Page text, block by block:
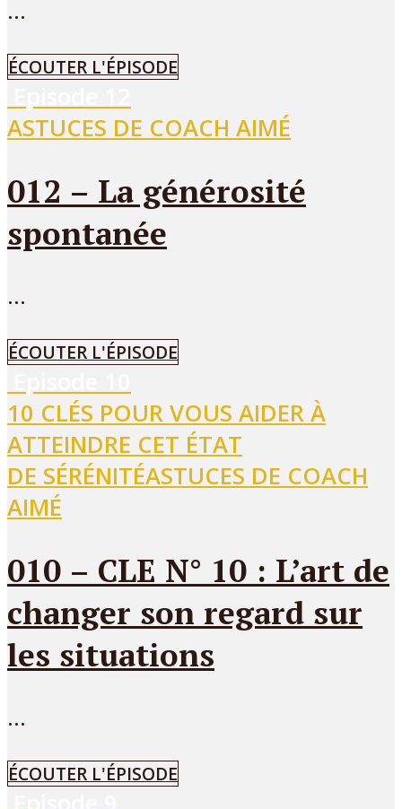
...
ÉCOUTER L'ÉPISODE
ASTUCES DE COACH AIMÉ
012 – La générosité
spontanée
...
ÉCOUTER L'ÉPISODE
10 CLÉS POUR VOUS AIDER À
ATTEINDRE CET ÉTAT
DE SÉRÉNITÉASTUCES DE COACH
AIMÉ
010 – CLE N° 10 : L’art de
changer son regard sur
les situations
...
ÉCOUTER L'ÉPISODE